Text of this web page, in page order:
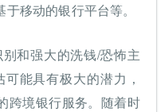
移动的银行平台等。
和强大的洗钱/恐怖主
能具有极大的潜力，
跨境银行服务。随着时